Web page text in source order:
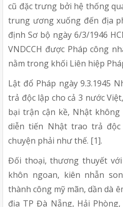
cũ đặc trưng bởi hệ thống
trung ương xuống đến địa
định Sơ bộ ngày 6/3/1946
VNDCCH được Pháp công
nằm trong khối Liên hiệp
Lật đổ Pháp ngày 9.3.1945
trả độc lập cho cả 3 nước
bại trận cận kề, Nhật
diễn tiến Nhật trao trả
chuyện phải như thế. [1].
Đối thoại, thương thuyết
khôn ngoan, kiên nhẫn
thành công mỹ mãn, dần dà
địa TP Đà Nẵng, Hải